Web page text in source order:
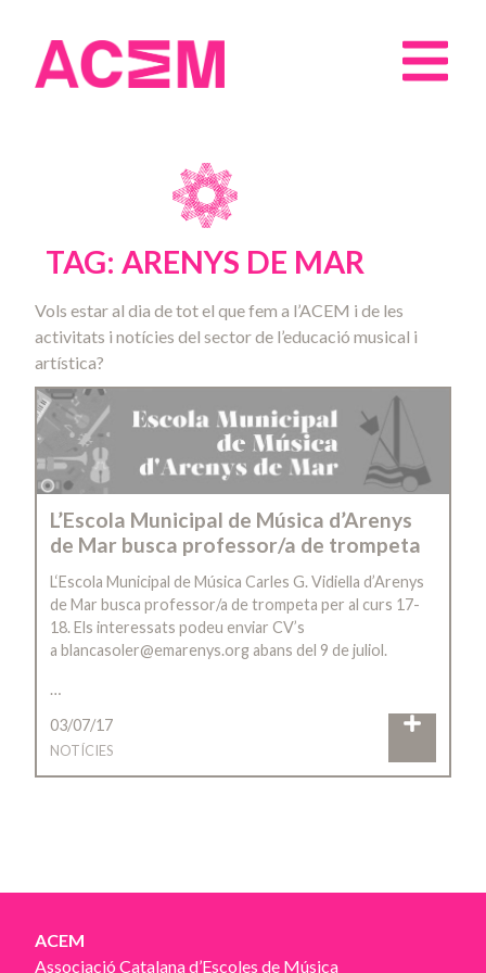
TAG: ARENYS DE MAR
Vols estar al dia de tot el que fem a l’ACEM i de les
activitats i notícies del sector de l’educació musical i
artística?
L’Escola Municipal de Música d’Arenys
de Mar busca professor/a de trompeta
L‘Escola Municipal de Música Carles G. Vidiella d’Arenys
de Mar busca professor/a de trompeta per al curs 17-
18. Els interessats podeu enviar CV’s
a blancasoler@emarenys.org abans del 9 de juliol.
…
03/07/17
NOTÍCIES
ACEM
Associació Catalana d’Escoles de Música